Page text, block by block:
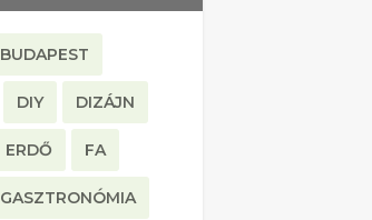
BUDAPEST
DIY DIZÁJN
ERDŐ FA
GASZTRONÓMIA